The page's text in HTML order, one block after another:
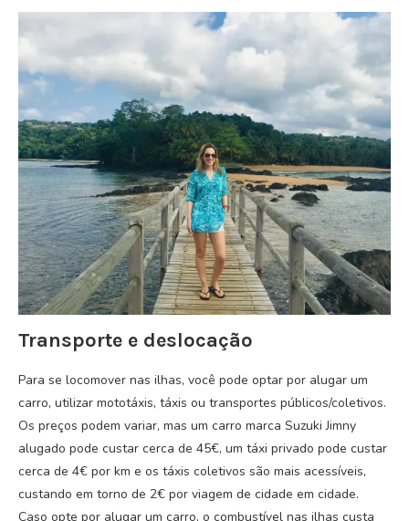
Transporte e deslocação
Para se locomover nas ilhas, você pode optar por alugar um
carro, utilizar mototáxis, táxis ou transportes públicos/coletivos.
Os preços podem variar, mas um carro marca Suzuki Jimny
alugado pode custar cerca de 45€, um táxi privado pode custar
cerca de 4€ por km e os táxis coletivos são mais acessíveis,
custando em torno de 2€ por viagem de cidade em cidade.
Caso opte por alugar um carro, o combustível nas ilhas custa